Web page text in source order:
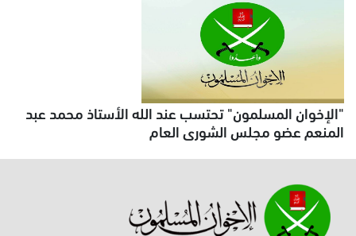
"الإخوان المسلمون" تحتسب عند الله الأستاذ محمد عبد
المنعم عضو مجلس الشورى العام